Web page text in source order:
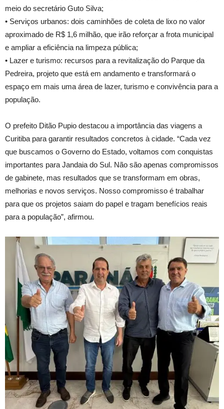
meio do secretário Guto Silva;
• Serviços urbanos: dois caminhões de coleta de lixo no valor
aproximado de R$ 1,6 milhão, que irão reforçar a frota municipal
e ampliar a eficiência na limpeza pública;
• Lazer e turismo: recursos para a revitalização do Parque da
Pedreira, projeto que está em andamento e transformará o
espaço em mais uma área de lazer, turismo e convivência para a
população.
O prefeito Ditão Pupio destacou a importância das viagens a
Curitiba para garantir resultados concretos à cidade. “Cada vez
que buscamos o Governo do Estado, voltamos com conquistas
importantes para Jandaia do Sul. Não são apenas compromissos
de gabinete, mas resultados que se transformam em obras,
melhorias e novos serviços. Nosso compromisso é trabalhar
para que os projetos saiam do papel e tragam benefícios reais
para a população”, afirmou.